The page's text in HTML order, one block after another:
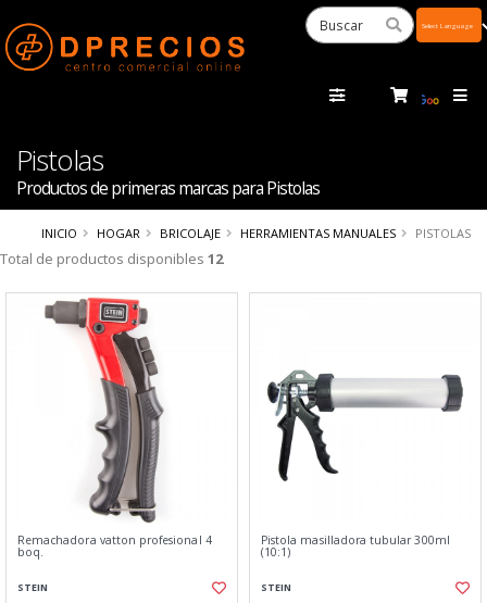
Pistolas
Productos de primeras marcas para Pistolas
INICIO HOGAR BRICOLAJE HERRAMIENTAS MANUALES PISTOLAS
Total de productos disponibles 12
Remachadora vatton profesional 4
boq.
STEIN
Pistola masilladora tubular 300ml
(10:1)
STEIN